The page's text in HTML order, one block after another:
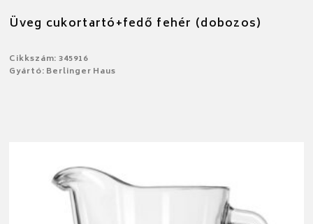
Üveg cukortartó+fedő fehér (dobozos)
Cikkszám: 345916
Gyártó: Berlinger Haus